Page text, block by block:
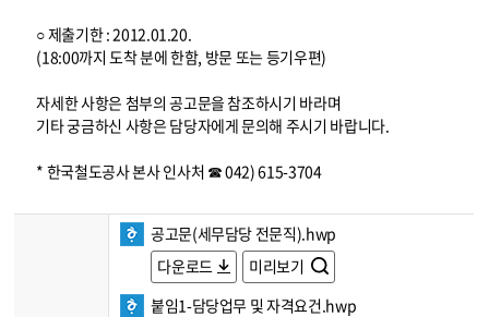
○ 제출기한 : 2012.01.20.
(18:00까지 도착 분에 한함, 방문 또는 등기우편)
자세한 사항은 첨부의 공고문을 참조하시기 바라며
기타 궁금하신 사항은 담당자에게 문의해 주시기 바랍니다.
* 한국철도공사 본사 인사처 ☎ 042) 615-3704
공고문(세무담당 전문직).hwp
다운로드
미리보기
붙임1-담당업무 및 자격요건.hwp